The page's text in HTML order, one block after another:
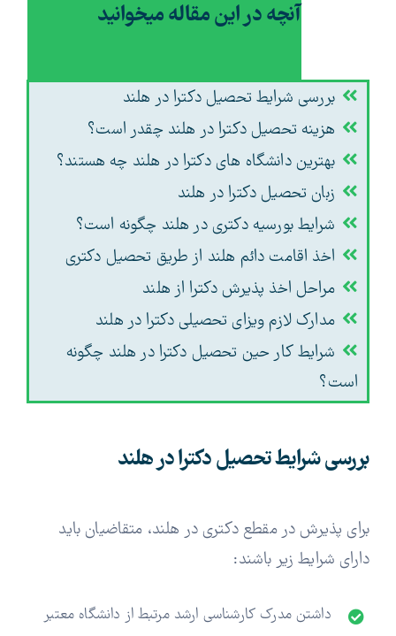
آنچه در این مقاله میخوانید
بررسی شرایط تحصیل دکترا در هلند
هزینه تحصیل دکترا در هلند چقدر است؟
بهترین دانشگاه های دکترا در هلند چه هستند؟
زبان تحصیل دکترا در هلند
شرایط بورسیه دکتری در هلند چگونه است؟
اخذ اقامت دائم هلند از طریق تحصیل دکتری
مراحل اخذ پذیرش دکترا از هلند
مدارک لازم ویزای تحصیلی دکترا در هلند
شرایط کار حین تحصیل دکترا در هلند چگونه
است؟
بررسی شرایط تحصیل دکترا در هلند
برای پذیرش در مقطع دکتری در هلند، متقاضیان باید
دارای شرایط زیر باشند:
داشتن مدرک کارشناسی ارشد مرتبط از دانشگاه معتبر